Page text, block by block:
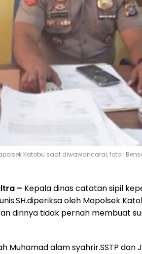
Katobu saat diwawancarai, foto :
– Kepala dinas catatan sipil
oleh Mapolsek
dirinya tidak pernah membuat
Muhamad alam syahrir.SSTP dan